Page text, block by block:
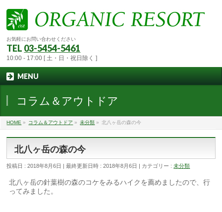
お気軽にお問い合わせください
TEL 03-5454-5461
10:00 - 17:00 [ 土・日・祝日除く ]
MENU
コラム＆アウトドア
HOME » コラム＆アウトドア » 未分類 » 北八ヶ岳の森の今
北八ヶ岳の森の今
投稿日 : 2018年8月6日 最終更新日時 : 2018年8月6日 カテゴリー :未分類
北八ヶ岳の針葉樹の森のコケをみるハイクを薦めましたので、行
ってみました。